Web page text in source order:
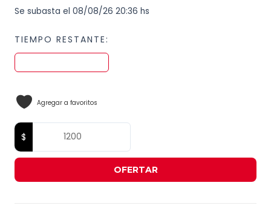
Se subasta el 08/08/26 20:36 hs
TIEMPO RESTANTE:
Agregar a favoritos
OFERTAR